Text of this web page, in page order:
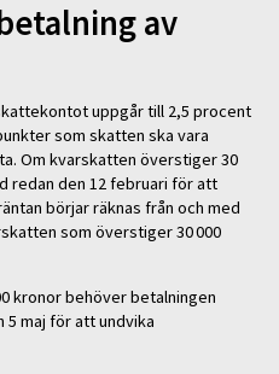
av
uppgår till 2,5 procent
som skatten ska vara
Om kvarskatten överstiger 30
redan den 12 februari för att
börjar räknas från och med
som överstiger 30 000
kronor behöver betalningen
maj för att undvika